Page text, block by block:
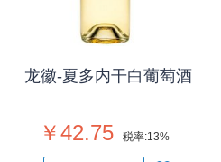
龙徽-夏多内干白葡萄酒
￥42.75 税率:13%